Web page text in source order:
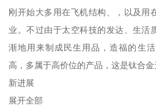
刚开始大多用在飞机结构、，以及用
业。不过由于太空科技的发达、生活
渐地用来制成民生用品，造福的生
高，多属于高价位的产品，这是钛合金
新进展
展开全部